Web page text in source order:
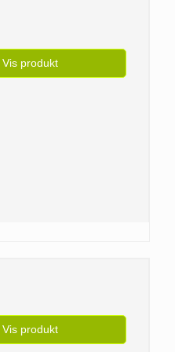
Vis produkt
Vis produkt